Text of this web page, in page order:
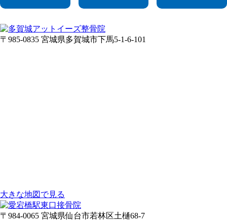
〒985-0835 宮城県多賀城市下馬5-1-6-101
大きな地図で見る
〒984-0065 宮城県仙台市若林区土樋68-7